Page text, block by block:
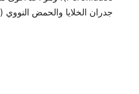
جدران الخلايا والحمض النووي (DNA) من التلف.